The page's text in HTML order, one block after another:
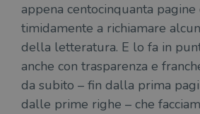
appena centocinquanta pagine
timidamente a richiamare
della letteratura. E lo fa in
anche con trasparenza e
da subito – fin dalla prima
dalle prime righe – che